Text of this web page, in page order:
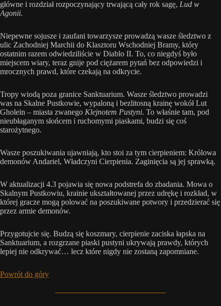
główne i rozdział rozpoczynający trwającą cały rok sagę, Lud w
Agonii.
Niepewne sojusze i zaufani towarzysze prowadzą wasze śledztwo z
ulic Zachodniej Marchii do Klasztoru Wschodniej Bramy, który
ostatnim razem odwiedziliście w Diablo II. To, co niegdyś było
miejscem wiary, teraz gnije pod ciężarem pytań bez odpowiedzi i
mrocznych prawd, które czekają na odkrycie.
Tropy wiodą poza granice Sanktuarium. Wasze śledztwo prowadzi
was na Skalne Pustkowie, wypaloną i bezlitosną krainę wokół Lut
Gholein – miasta zwanego Klejnotem Pustyni. To właśnie tam, pod
nieubłaganym słońcem i ruchomymi piaskami, budzi się coś
starożytnego.
Wasze poszukiwania ujawniają, kto stoi za tym cierpieniem: Królowa
demonów Andariel, Władczyni Cierpienia. Zaginięcia są jej sprawką.
W aktualizacji 4.3 pojawia się nowa podstrefa do zbadania. Mowa o
Skalnym Pustkowiu, krainie ukształtowanej przez udrękę i rozkład, w
której gracze mogą polować na poszukiwane potwory i przedzierać się
przez armie demonów.
Przygotujcie się. Budzą się koszmary, cierpienie zaciska łapska na
Sanktuarium, a rozgrzane piaski pustyni ukrywają prawdy, których
lepiej nie odkrywać… lecz które nigdy nie zostaną zapomniane.
Powrót do góry